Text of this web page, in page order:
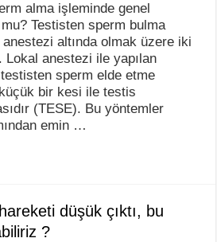
alma işleminde genel
Testisten sperm bulma
altında olmak üzere iki
anestezi ile yapılan
sperm elde etme
bir kesi ile testis
(TESE). Bu yöntemler
emin …
düşük çıktı, bu
?